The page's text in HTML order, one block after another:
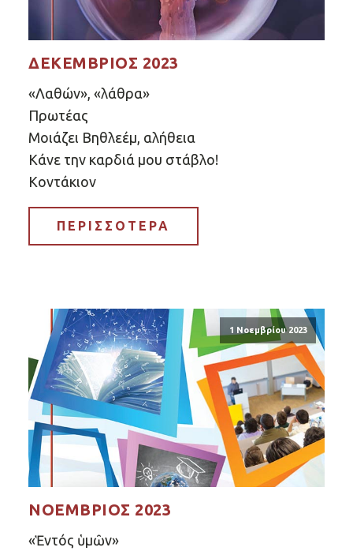
ΔΕΚΈΜΒΡΙΟΣ 2023
«Λαθών», «λάθρα»
Πρωτέας
Μοιάζει Βηθλεέμ, αλήθεια
Κάνε την καρδιά μου στάβλο!
Κοντάκιον
ΠΕΡΙΣΣΟΤΕΡΑ
1 Νοεμβρίου 2023
ΝΟΈΜΒΡΙΟΣ 2023
«Ἑντός ὑμῶν»